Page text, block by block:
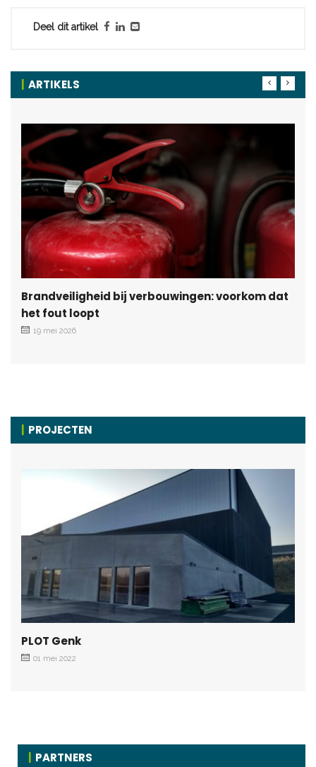
Deel dit artikel
ARTIKELS
Brandveiligheid bij verbouwingen: voorkom dat
het fout loopt
19 mei 2026
PROJECTEN
PLOT Genk
01 mei 2022
PARTNERS